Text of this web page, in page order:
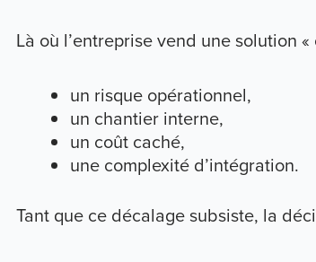
Là où l’entreprise vend une solution
un risque opérationnel,
un chantier interne,
un coût caché,
une complexité d’intégration.
Tant que ce décalage subsiste, la